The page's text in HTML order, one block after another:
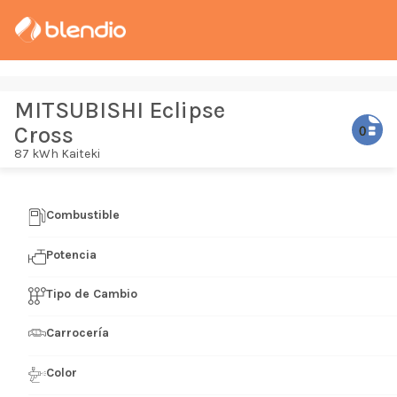
MITSUBISHI Eclipse
Cross
87 kWh Kaiteki
Combustible
Potencia
Tipo de Cambio
Carrocería
Color